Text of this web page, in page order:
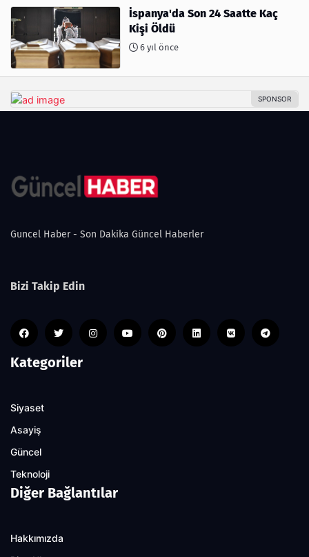
İspanya'da Son 24 Saatte Kaç
Kişi Öldü
6 yıl önce
Guncel Haber - Son Dakika Güncel Haberler
Bizi Takip Edin
Kategoriler
Siyaset
Asayiş
Güncel
Teknoloji
Diğer Bağlantılar
Hakkımızda